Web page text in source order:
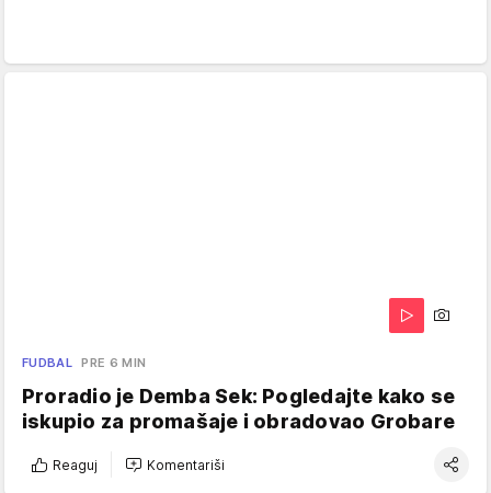
FUDBAL PRE 6 MIN
Proradio je Demba Sek: Pogledajte kako se
iskupio za promašaje i obradovao Grobare
Reaguj Komentariši